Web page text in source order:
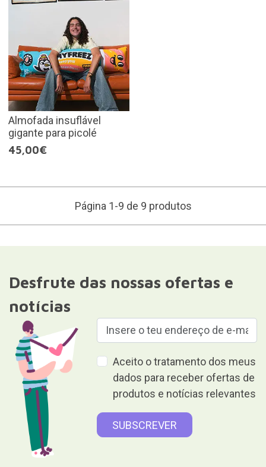
Almofada insuflável
gigante para picolé
45,00€
Página 1-9 de 9 produtos
Desfrute das nossas ofertas e
notícias
Aceito o tratamento dos meus
dados para receber ofertas de
produtos e notícias relevantes